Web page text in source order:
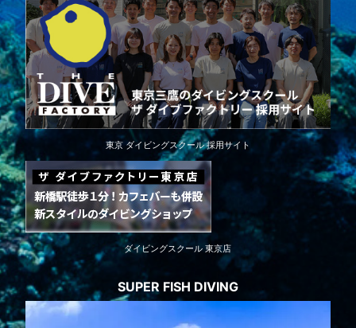
東京 ダイビングスクール 採用サイト
ダイビングスクール 東京店
SUPER FISH DIVING